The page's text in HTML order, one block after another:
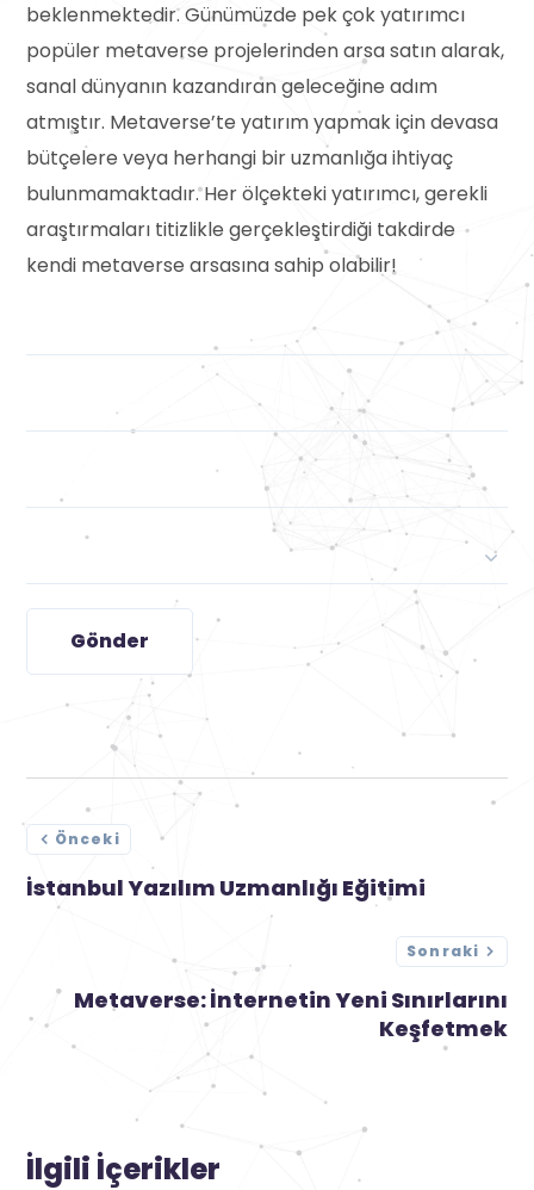
beklenmektedir. Günümüzde pek çok yatırımcı
popüler metaverse projelerinden arsa satın alarak,
sanal dünyanın kazandıran geleceğine adım
atmıştır. Metaverse’te yatırım yapmak için devasa
bütçelere veya herhangi bir uzmanlığa ihtiyaç
bulunmamaktadır. Her ölçekteki yatırımcı, gerekli
araştırmaları titizlikle gerçekleştirdiği takdirde
kendi metaverse arsasına sahip olabilir!
Gönder
Önceki
İstanbul Yazılım Uzmanlığı Eğitimi
Sonraki
Metaverse: İnternetin Yeni Sınırlarını
Keşfetmek
İlgili İçerikler